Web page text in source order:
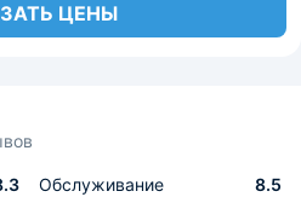
ЦЕНЫ
Обслуживание 8.5